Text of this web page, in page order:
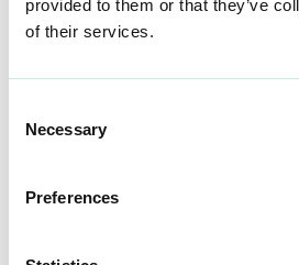
provided to them or that they’ve
of their services.
Selection
Necessary
Preferences
webbinarier, i fritidsaktiviteter,
sociala medier. Det viktigaste
”Att bygga nätverk är inte ett
gör klart en gång för alla,
möjligheterna och ger